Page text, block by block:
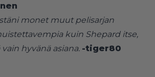
monet muut pelisarjan
kuin Shepard itse,
hyvänä asiana. -tiger80